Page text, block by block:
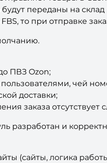
переданы на
то при отправке
ПВЗ Ozon;
чей
доставки;
заказа отсутствует
разработан и
(сайты, логика